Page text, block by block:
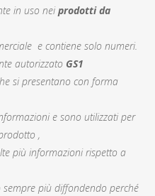
in uso nei prodotti da
e contiene solo numeri.
autorizzato GS1
si presentano con forma
e sono utilizzati per
,
più informazioni rispetto a
più diffondendo perché